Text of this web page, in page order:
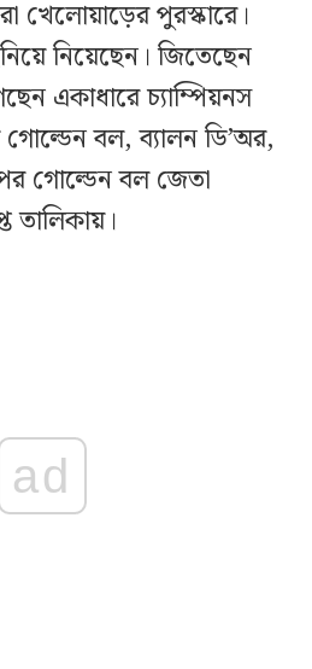
খেলোয়াড়ের পুরস্কারে।
নিয়েছেন। জিতেছেন
একাধারে চ্যাম্পিয়নস
বল, ব্যালন ডি’অর,
গোল্ডেন বল জেতা
তালিকায়।
ad